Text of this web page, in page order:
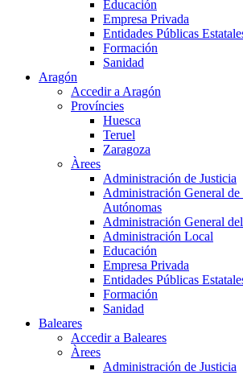
Educación
Empresa Privada
Entidades Públicas
Formación
Sanidad
Aragón
Accedir a Aragón
Províncies
Huesca
Teruel
Zaragoza
Àrees
Administración de Justicia
Administración General de
Autónomas
Administración General
Administración Local
Educación
Empresa Privada
Entidades Públicas
Formación
Sanidad
Baleares
Accedir a Baleares
Àrees
Administración de Justicia